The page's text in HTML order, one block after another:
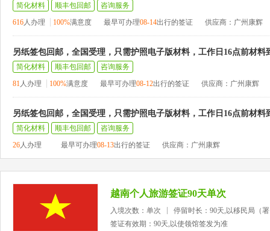
简化材料 顺丰包回邮
咨询服务
616人办理 100%满意度 最早可办理08-14出行的签证 供应商：广州康辉
另纸签包回邮，全国受理，只需护照电子版材料，工作日16点前材料
简化材料 顺丰包回邮
咨询服务
81人办理 100%满意度 最早可办理08-12出行的签证 供应商：广州康辉
另纸签包回邮，全国受理，只需护照电子版材料，工作日16点前材料
简化材料 顺丰包回邮
咨询服务
26人办理 最早可办理08-13出行的签证 供应商：广州康辉
越南个人旅游签证90天单次
入境次数：单次
停留时长：90天,以移民局（
签证有效期：90天,以使领馆签发为准